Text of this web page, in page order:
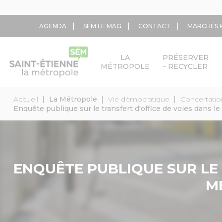
contenu
AGENDA SÉM LE MAG CONTACT MARCHÉS
LA
MÉTROPOLE
PRÉSERVER
- RECYCLER
Fil
Accueil La Métropole Vie démocratique
Enquête publique sur le transfert d'office de voies dans
ENQUÊTE PUBLIQUE SUR